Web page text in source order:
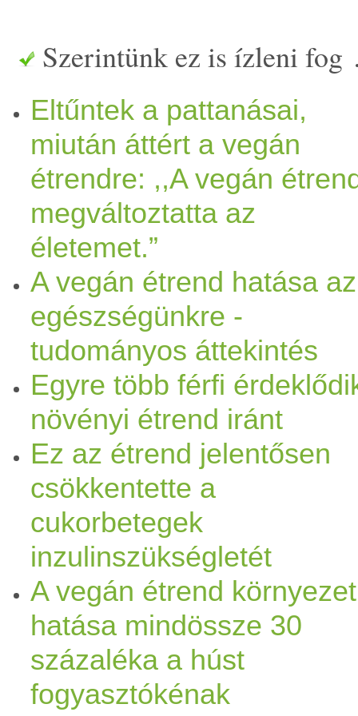
tapasztalatot. Az első
minden szokatlan dologra,
tapasztaltam, Tódigyomor
vérképe csodás, 13,5 éves,
Idősebb vagy túlsúlyos
bőrproblémák
könnyen emészthető
rost miatt,allergiaesetén
nélkülözhetetlenek. Persze
nem minden meglévő
sajnos neki is fehéríti a
képest több mint kielégítő.
elv egyszerű: bár szőrös
fontosabbak, mint a többi
egy másikgyereket, hogy a
gyerekeinknek adjuk, így
Szerintünk ez is ízleni
Eltűntek a pattanásai,
miután áttért a vegán
étrendre: ,,A vegán
megváltoztatta az
életemet.”
A vegán étrend hatása az
egészségünkre -
tudományos áttekintés
Egyre több férfi
növényi étrend iránt
Ez az étrend jelentősen
csökkentette a
cukorbetegek
inzulinszükségletét
A vegán étrend
hatása mindössze 30
százaléka a húst
fogyasztókénak